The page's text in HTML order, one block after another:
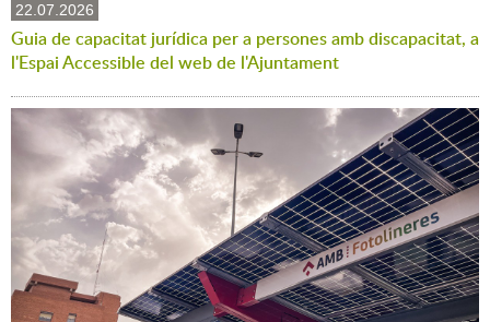
22.07.2026
Guia de capacitat jurídica per a persones amb discapacitat, a
l'Espai Accessible del web de l'Ajuntament